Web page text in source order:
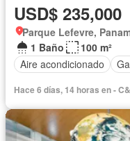
USD$ 235,000
Parque Lefevre,
1 Baño
100 m²
Aire acondicionado
Hace 6 días, 14 horas en -